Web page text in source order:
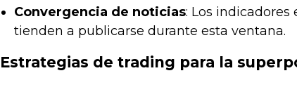
Convergencia de noticias: Los
tienden a publicarse durante esta ventana.
Estrategias de trading para la